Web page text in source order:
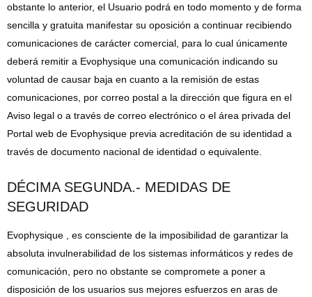
obstante lo anterior, el Usuario podrá en todo momento y de forma
sencilla y gratuita manifestar su oposición a continuar recibiendo
comunicaciones de carácter comercial, para lo cual únicamente
deberá remitir a Evophysique una comunicación indicando su
voluntad de causar baja en cuanto a la remisión de estas
comunicaciones, por correo postal a la dirección que figura en el
Aviso legal o a través de correo electrónico o el área privada del
Portal web de Evophysique previa acreditación de su identidad a
través de documento nacional de identidad o equivalente.
DÉCIMA SEGUNDA.- MEDIDAS DE
SEGURIDAD
Evophysique , es consciente de la imposibilidad de garantizar la
absoluta invulnerabilidad de los sistemas informáticos y redes de
comunicación, pero no obstante se compromete a poner a
disposición de los usuarios sus mejores esfuerzos en aras de